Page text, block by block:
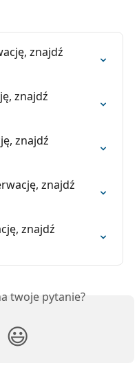
znajdź
znajdź
znajdź
znajdź
znajdź
twoje pytanie?
😃